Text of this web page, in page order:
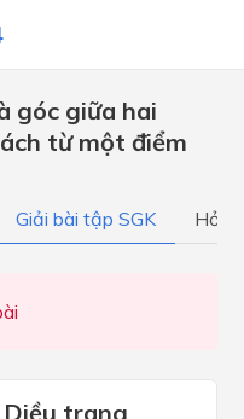
góc giữa hai
từ một điểm
Giải bài tập SGK Hỏi
Diều trang